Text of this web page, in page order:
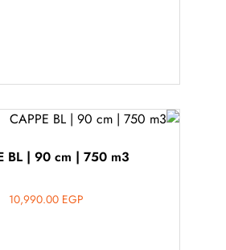
BL | 90 cm | 750 m3
10,990.00 EGP